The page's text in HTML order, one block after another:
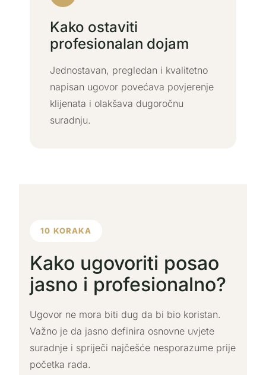
Kako ostaviti
profesionalan dojam
Jednostavan, pregledan i kvalitetno
napisan ugovor povećava povjerenje
klijenata i olakšava dugoročnu
suradnju.
10 KORAKA
Kako ugovoriti posao
jasno i profesionalno?
Ugovor ne mora biti dug da bi bio koristan.
Važno je da jasno definira osnovne uvjete
suradnje i spriječi najčešće nesporazume prije
početka rada.